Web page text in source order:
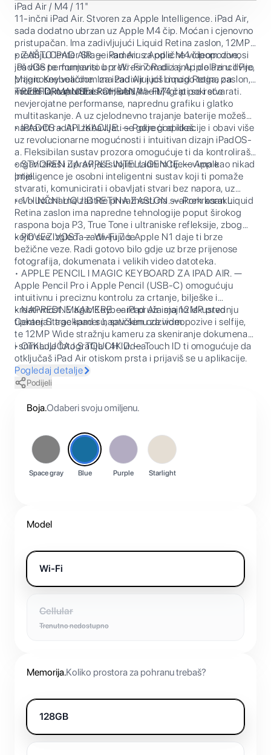
iPad Air / M4 / 11"
11-inčni iPad Air. Stvoren za Apple Intelligence. iPad Air,
sada dodatno ubrzan uz Apple M4 čip. Moćan i cjenovno
pristupačan. Ima zadivljujući Liquid Retina zaslon, 12MP
prednju Center Stage kameru za odlične videopozive,
iPadOS te munjevito brz Wi-Fi 7 Radi i s Apple Pencil Pro,
Magic Keyboardom za iPad Air i još mnogo toga, pa
možeš lako multitaskati, učiti, raditi, igrati se i stvarati.
• ZAŠTO IPAD AIR. — iPad Air s Apple M4 čipom donosi
još više performansi u prekrasnom dizajnu i dolazi u dvije
prijenosne veličine. Ima zadivljujući Liquid Retina zaslon,
Touch ID, napredne kamere i Wi-Fi 7.
• PERFORMANSE I POHRANA. — M4 čip pokreće
nevjerojatne performanse, naprednu grafiku i glatko
multitaskanje. A uz cjelodnevno trajanje baterije možeš
nastaviti raditi i zabavljati se gdje god ideš.
• IPADOS + APLIKACIJE. — Pokreći aplikacije i obavi više
uz revolucionarne mogućnosti i intuitivan dizajn iPadOS-
a. Fleksibilan sustav prozora omogućuje ti da kontroliraš,
organiziraš i upravljaš svojim radnim tijekovima kao nikad
prije.
• STVOREN ZA APPLE INTELLIGENCE. — Apple
Intelligence je osobni inteligentni sustav koji ti pomaže
stvarati, komunicirati i obavljati stvari bez napora, uz
revolucionarne zaštite privatnosti na svakom koraku.
• 11-INČNI LIQUID RETINA ZASLON. — Prekrasan Liquid
Retina zaslon ima napredne tehnologije poput širokog
raspona boja P3, True Tone i ultraniske refleksije, zbog
kojih sve izgleda zadivljujuće.
• POVEZIVOST. — Wi-Fi 7 s Apple N1 daje ti brze
bežične veze. Radi gotovo bilo gdje uz brze prijenose
fotografija, dokumenata i velikih video datoteka.
• APPLE PENCIL I MAGIC KEYBOARD ZA IPAD AIR. —
Apple Pencil Pro i Apple Pencil (USB-C) omogućuju
intuitivnu i preciznu kontrolu za crtanje, bilješke i
kreativnost. Magic Keyboard pruža sjajno iskustvo
tipkanja i trackpad s haptičkim odzivom.
• NAPREDNE KAMERE. — iPad Air ima 12MP prednju
Center Stage kameru, savršenu za videopozive i selfije,
te 12MP Wide stražnju kameru za skeniranje dokumenata
i snimanje fotografija i 4K videa.
• OTKLJUČAJ S TOUCH ID. — Touch ID ti omogućuje da
otključaš iPad Air otiskom prsta i prijaviš se u aplikacije.
Pogledaj detalje
Podijeli
Boja.Odaberi svoju omiljenu.
Space gray Blue Purple Starlight
Model
Wi-Fi
Cellular
Trenutno nedostupno
Memorija.Koliko prostora za pohranu trebaš?
128GB